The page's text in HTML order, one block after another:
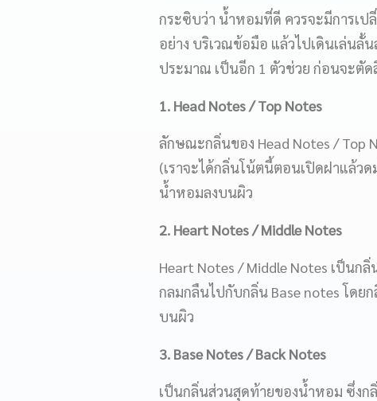
กระซิบว่า น้ำหอมที่ดี ควรจะมีการเ
อย่าง บริเวณข้อมือ แล้วไปเดินเล่นลั้
ประมาณ เป็นอีก 1 ตัวช่วย ก่อนจะตั
1. Head Notes / Top Notes
ลักษณะกลิ่นของ Head Notes / Top
(เราจะได้กลิ่นโน้ตนี้ตอนเปิดฝาแล้ว
น้ำหอมลงบนผิว
2. Heart Notes / Middle Notes
Heart Notes / Middle Notes เป็น
กลมกลืนไปกับกลิ่น Base notes โดย
บนผิว
3. Base Notes / Back Notes
เป็นกลิ่นส่วนสุดท้ายของน้ำหอม ซึ่งก